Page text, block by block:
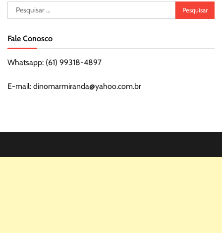
Pesquisar
por:
Fale Conosco
Whatsapp: (61) 99318-4897
E-mail: dinomarmiranda@yahoo.com.br